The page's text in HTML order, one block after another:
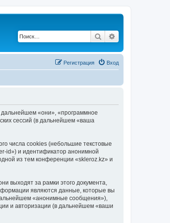
Поиск
Вход
Регистрация
«они», «программное
сессий (в дальнейшем «ваша
числа cookies (небольшие текстовые
id») и идентификатор анонимной
из тем конференции «skleroz.kz» и
выходят за рамки этого документа,
являются данные, которые вы
«анонимные сообщения»),
и авторизации (в дальнейшем «ваши